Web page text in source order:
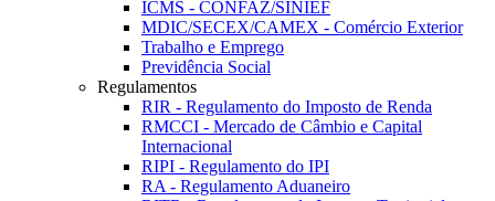
ICMS - CONFAZ/SINIEF
MDIC/SECEX/CAMEX - Comércio Exterior
Trabalho e Emprego
Previdência Social
Regulamentos
RIR - Regulamento do Imposto de Renda
RMCCI - Mercado de Câmbio e Capital
Internacional
RIPI - Regulamento do IPI
RA - Regulamento Aduaneiro